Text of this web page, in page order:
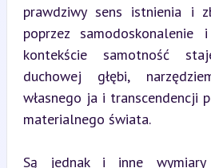
prawdziwy sens istnienia i
poprzez
kontekście samotność
duchowej głębi,
własnego ja i transcendencji
materialnego świata.
Są jednak i inne wymiary